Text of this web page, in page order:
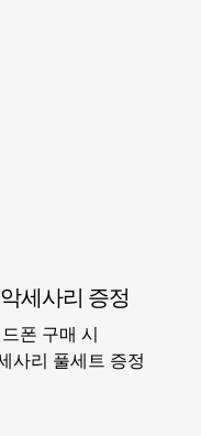
세사리 증정
폰 구매 시
사리 풀세트 증정